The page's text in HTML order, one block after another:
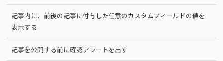
記事内に、前後の記事に付与した任意のカスタムフィールドの値を
表示する
記事を公開する前に確認アラートを出す